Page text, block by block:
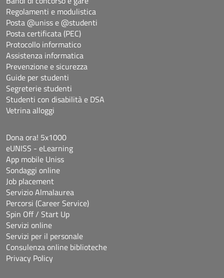
Regolamenti e modulistica
Posta @uniss e @studenti
Posta certificata (PEC)
Protocollo informatico
Assistenza informatica
Prevenzione e sicurezza
Guide per studenti
Segreterie studenti
Studenti con disabilità e DSA
Vetrina alloggi
Dona ora! 5x1000
eUNISS - eLearning
App mobile Uniss
Sondaggi online
Job placement
Servizio Almalaurea
Percorsi (Career Service)
Spin Off / Start Up
Servizi online
Servizi per il personale
Consulenza online biblioteche
Privacy Policy